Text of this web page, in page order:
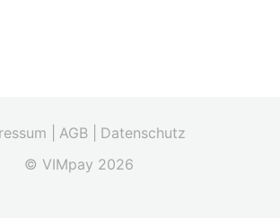
| AGB |
Datenschutz
© VIMpay 2026